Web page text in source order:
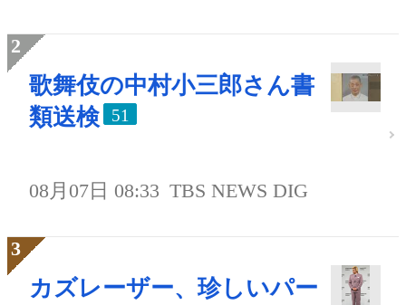
歌舞伎の中村小三郎さん書
類送検
51
08月07日 08:33 TBS NEWS DIG
カズレーザー、珍しいパー